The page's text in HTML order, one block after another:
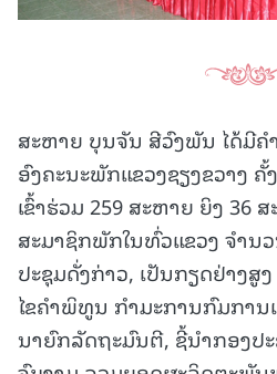
ສະຫາຍ ບຸນຈັນ ສີວົງພັນ ໄດ້ມີຄ
ອົງຄະນະພັກແຂວງຊຽງຂວາງ
ເຂົ້າຮ່ວມ 259 ສະຫາຍ ຍິງ 36
ສະມາຊິກພັກໃນທົ່ວແຂວງ ຈຳນ
ປະຊຸມດັ່ງກ່າວ, ເປັນກຽດຢ່າງ
ໄຂຄຳພິທູນ ກຳມະການກົມການ
ນາຍົກລັດຖະມົນຕີ, ຊີ້ນຳກອງປ